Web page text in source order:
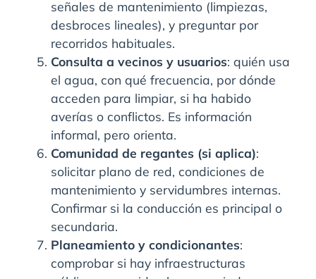
señales de mantenimiento (limpiezas,
desbroces lineales), y preguntar por
recorridos habituales.
Consulta a vecinos y usuarios: quién usa
el agua, con qué frecuencia, por dónde
acceden para limpiar, si ha habido
averías o conflictos. Es información
informal, pero orienta.
Comunidad de regantes (si aplica):
solicitar plano de red, condiciones de
mantenimiento y servidumbres internas.
Confirmar si la conducción es principal o
secundaria.
Planeamiento y condicionantes:
comprobar si hay infraestructuras